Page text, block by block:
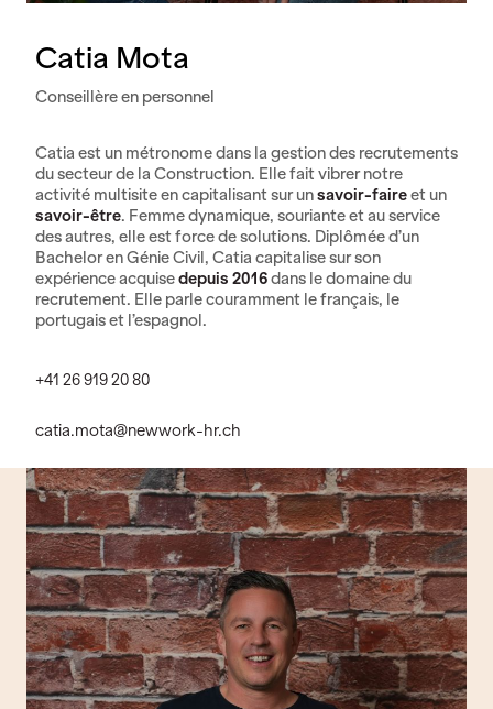
Catia Mota
Conseillère en personnel
Catia est un métronome dans la gestion des recrutements
du secteur de la Construction. Elle fait vibrer notre
activité multisite en capitalisant sur unsavoir-faireet un
savoir-être. Femme dynamique, souriante et au service
des autres, elle est force de solutions. Diplômée d’un
Bachelor en Génie Civil, Catia capitalise sur son
expérience acquisedepuis 2016dans le domaine du
recrutement. Elle parle couramment le français, le
portugais et l’espagnol.
+41 26 919 20 80
catia.mota@newwork-hr.ch